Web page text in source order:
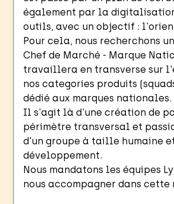
également par la
outils, avec un objectif :
Pour cela, nous recherchons
Chef de Marché - Marque
travaillera en transverse sur
nos categories produits
dédié aux marques nationales.
Il s'agit là d'une création de
périmètre transversal et
d'un groupe à taille humaine
développement.
Nous mandatons les équipes
nous accompagner dans cette